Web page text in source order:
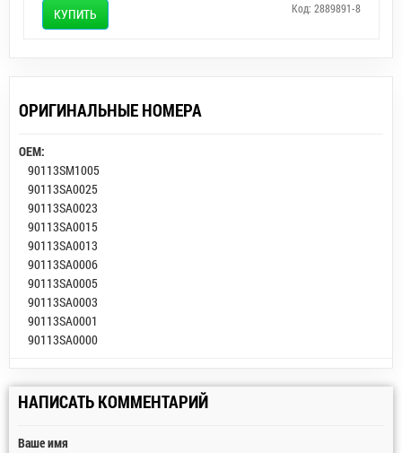
КУПИТЬ Код: 2889891-8
ОРИГИНАЛЬНЫЕ НОМЕРА
OEM:
90113SM1005
90113SA0025
90113SA0023
90113SA0015
90113SA0013
90113SA0006
90113SA0005
90113SA0003
90113SA0001
90113SA0000
НАПИСАТЬ КОММЕНТАРИЙ
Ваше имя